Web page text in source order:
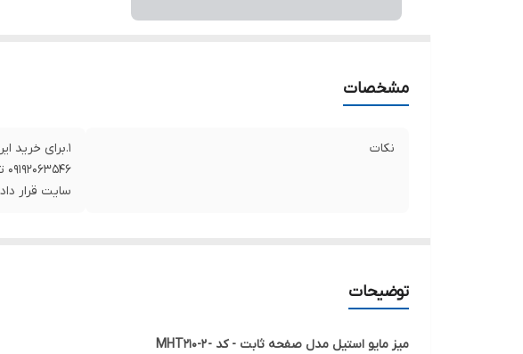
مشخصات
نکات
سایت قرار
توضیحات
میز مایو استیل مدل صفحه ثابت - کد - MHT210-2